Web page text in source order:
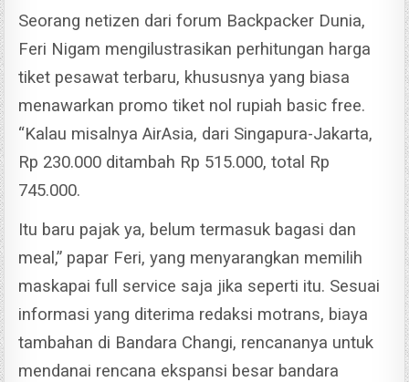
Seorang netizen dari forum Backpacker Dunia,
Feri Nigam mengilustrasikan perhitungan harga
tiket pesawat terbaru, khususnya yang biasa
menawarkan promo tiket nol rupiah basic free.
“Kalau misalnya AirAsia, dari Singapura-Jakarta,
Rp 230.000 ditambah Rp 515.000, total Rp
745.000.
Itu baru pajak ya, belum termasuk bagasi dan
meal,” papar Feri, yang menyarangkan memilih
maskapai full service saja jika seperti itu. Sesuai
informasi yang diterima redaksi motrans, biaya
tambahan di Bandara Changi, rencananya untuk
mendanai rencana ekspansi besar bandara